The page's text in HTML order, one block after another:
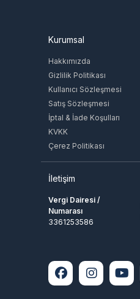
Kurumsal
Hakkımızda
Gizlilik Politikası
Kullanıcı Sözleşmesi
Satış Sözleşmesi
İptal & İade Koşulları
KVKK
Çerez Politikası
İletişim
Vergi Dairesi /
Numarası
3361253586